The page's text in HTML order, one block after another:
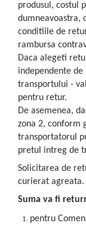
produsul, costul
dumneavoastra,
conditiile de
rambursa
Daca alegeti
independente
transportului -
pentru retur.
De asemenea,
zona 2, conform
transportatorul
pretul intreg de
Solicitarea de
curierat agreata.
Suma va fi
pentru